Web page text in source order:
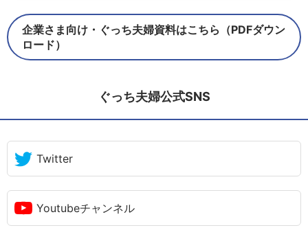
企業さま向け・ぐっち夫婦資料はこちら（PDFダウン
ロード）
ぐっち夫婦公式SNS
Twitter
Youtubeチャンネル